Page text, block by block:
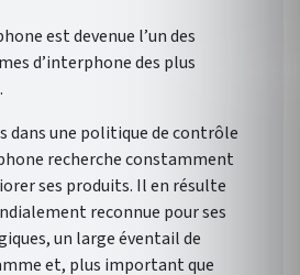
est devenue l’un des
d’interphone des plus
dans une politique de contrôle
recherche constamment
ses produits. Il en résulte
reconnue pour ses
un large éventail de
et, plus important que